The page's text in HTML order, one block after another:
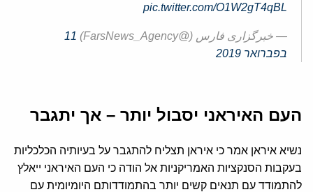
pic.twitter.com/O1W2gT4qBL
— خبرگزاری فارس (@FarsNews_Agency)
11
בפברואר 2019
העם האיראני יסבול יותר – אך יתגבר
נשיא איראן אמר כי איראן תצליח להתגבר על בעיותיה הכלכליות
בעקבות הסנקציות האמריקניות אל הודה כי העם האיראני ייאלץ
להתמודד עם תנאים קשים יותר בהתמודדותם היומיומית עם